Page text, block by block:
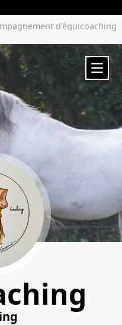
d'équicoaching